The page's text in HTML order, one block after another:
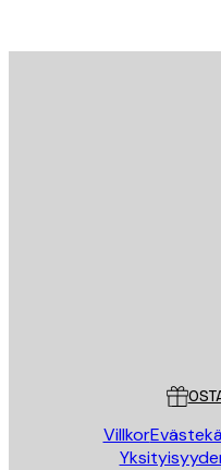
Villkor